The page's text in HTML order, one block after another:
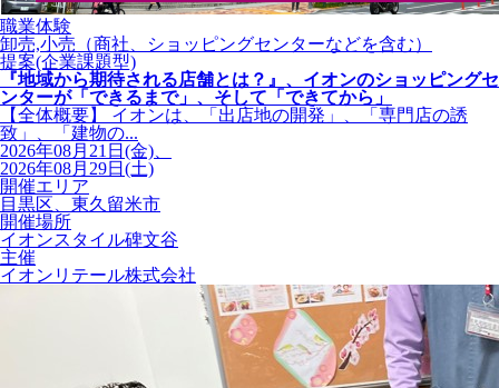
職業体験
卸売,小売（商社、ショッピングセンターなどを含む）
提案(企業課題型)
『地域から期待される店舗とは？』、イオンのショッピングセ
ンターが「できるまで」、そして「できてから」
【全体概要】 イオンは、「出店地の開発」、「専門店の誘
致」、「建物の...
2026年08月21日(金)、
2026年08月29日(土)
開催エリア
目黒区、東久留米市
開催場所
イオンスタイル碑文谷
主催
イオンリテール株式会社